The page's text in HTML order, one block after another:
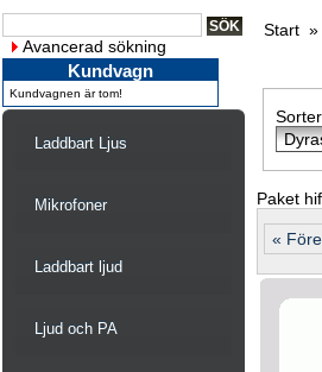
Avancerad sökning
Kundvagn
Kundvagnen är tom!
Laddbart Ljus
Mikrofoner
Laddbart ljud
Ljud och PA
Start »
Paket
«